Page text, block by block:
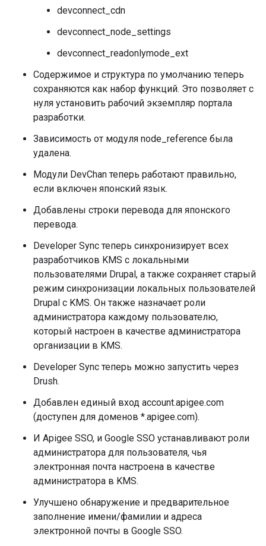
devconnect_cdn
devconnect_node_settings
devconnect_readonlymode_ext
Содержимое и структура по умолчанию теперь
сохраняются как набор функций. Это позволяет с
нуля установить рабочий экземпляр портала
разработки.
Зависимость от модуля node_reference была
удалена.
Модули DevChan теперь работают правильно,
если включен японский язык.
Добавлены строки перевода для японского
перевода.
Developer Sync теперь синхронизирует всех
разработчиков KMS с локальными
пользователями Drupal, а также сохраняет старый
режим синхронизации локальных пользователей
Drupal с KMS. Он также назначает роли
администратора каждому пользователю,
который настроен в качестве администратора
организации в KMS.
Developer Sync теперь можно запустить через
Drush.
Добавлен единый вход account.apigee.com
(доступен для доменов *.apigee.com).
И Apigee SSO, и Google SSO устанавливают роли
администратора для пользователя, чья
электронная почта настроена в качестве
администратора в KMS.
Улучшено обнаружение и предварительное
заполнение имени/фамилии и адреса
электронной почты в Google SSO.